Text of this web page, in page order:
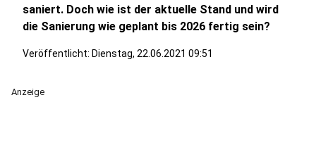
saniert. Doch wie ist der aktuelle Stand und wird
die Sanierung wie geplant bis 2026 fertig sein?
Veröffentlicht: Dienstag, 22.06.2021 09:51
Anzeige